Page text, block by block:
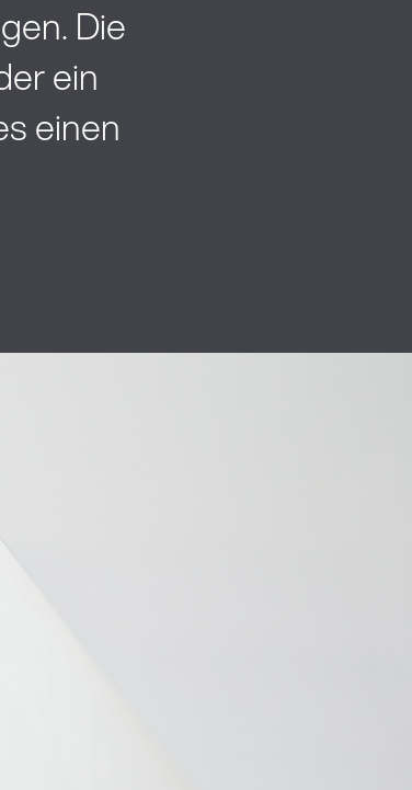
Die
ein
einen